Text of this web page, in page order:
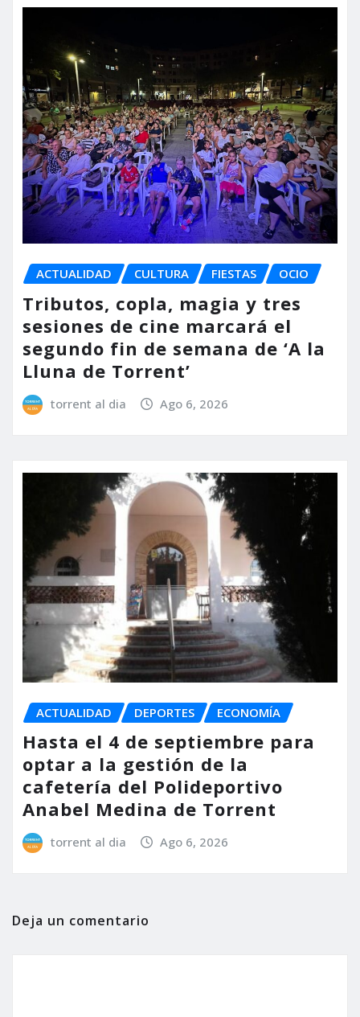
ACTUALIDAD CULTURA FIESTAS OCIO
Tributos, copla, magia y tres
sesiones de cine marcará el
segundo fin de semana de ‘A la
Lluna de Torrent’
torrent al dia Ago 6, 2026
ACTUALIDAD DEPORTES ECONOMÍA
Hasta el 4 de septiembre para
optar a la gestión de la
cafetería del Polideportivo
Anabel Medina de Torrent
torrent al dia Ago 6, 2026
Deja un comentario